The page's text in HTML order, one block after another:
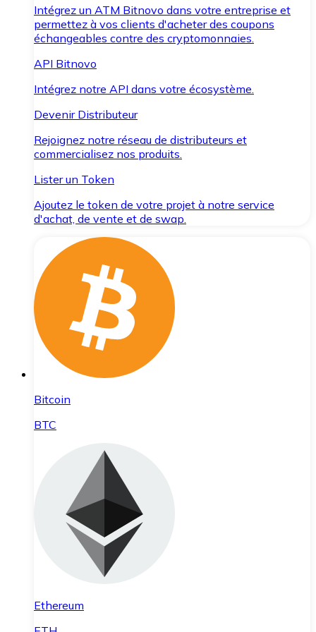
Intégrez un ATM Bitnovo dans votre entreprise et
permettez à vos clients d'acheter des coupons
échangeables contre des cryptomonnaies.
API Bitnovo
Intégrez notre API dans votre écosystème.
Devenir Distributeur
Rejoignez notre réseau de distributeurs et
commercialisez nos produits.
Lister un Token
Ajoutez le token de votre projet à notre service
d'achat, de vente et de swap.
Bitcoin
BTC
Ethereum